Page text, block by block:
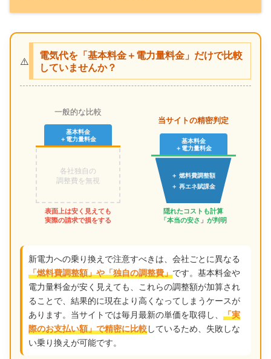
⚠️
電気代を「基本料金＋電力量料金」だけで比較
していませんか？
一般的な比較
基本料金
＋電力量料金
各社独自の
調整費を無視
表面上は安く見えても
実際の請求で損をする
当サイトの精密判定
基本料金
＋電力量料金
＋ 燃料費調整額
＋ 再エネ賦課金
隠れたコストも計算
「本当の安さ」が判明
新電力への乗り換えで注意すべきは、会社ごとに異なる
「燃料費調整額」や「独自の調整費」です。基本料金や
電力量料金が安く見えても、これらの調整額が加算され
ることで、結果的に現在より高くなってしまうケースが
あります。当サイトでは毎月最新の単価を取得し、 「実
際のお支払い額」で精密に比較しているため、失敗しな
い乗り換えが可能です。